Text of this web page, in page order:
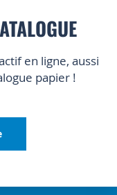
en ligne, aussi
papier !